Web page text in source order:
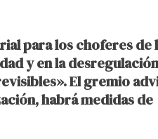
para los choferes de
y en la
El gremio
habrá medidas de